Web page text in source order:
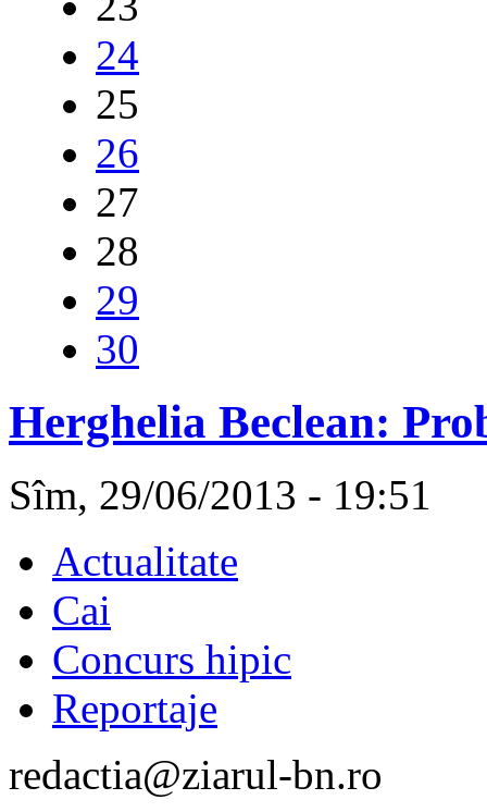
24
25
26
27
28
29
30
Herghelia Beclean:
Sîm, 29/06/2013 - 19:51
Actualitate
Cai
Concurs hipic
Reportaje
redactia@ziarul-bn.ro